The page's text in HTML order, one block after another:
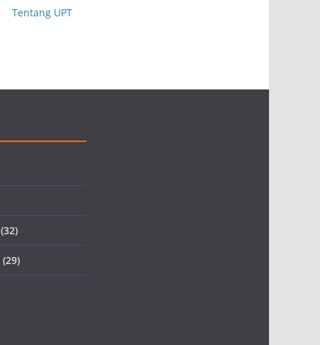
Tentang UPT
(32)
(29)